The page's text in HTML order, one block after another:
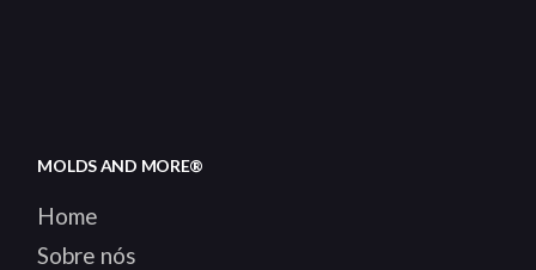
MOLDS AND MORE®
Home
Sobre nós